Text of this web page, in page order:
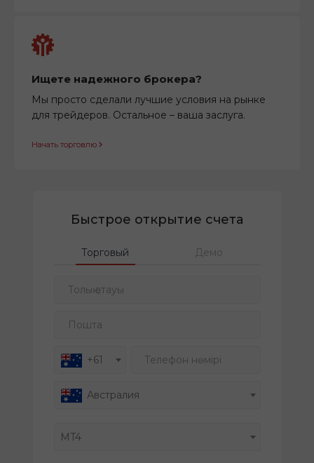
Ищете надежного брокера?
Мы просто сделали лучшие условия на рынке
для трейдеров. Остальное – ваша заслуга.
Начать торговлю
Быстрое открытие счета
Торговый Демо
Толық атауы
Пошта
+61 Телефон нөмірі
Австралия
MT4